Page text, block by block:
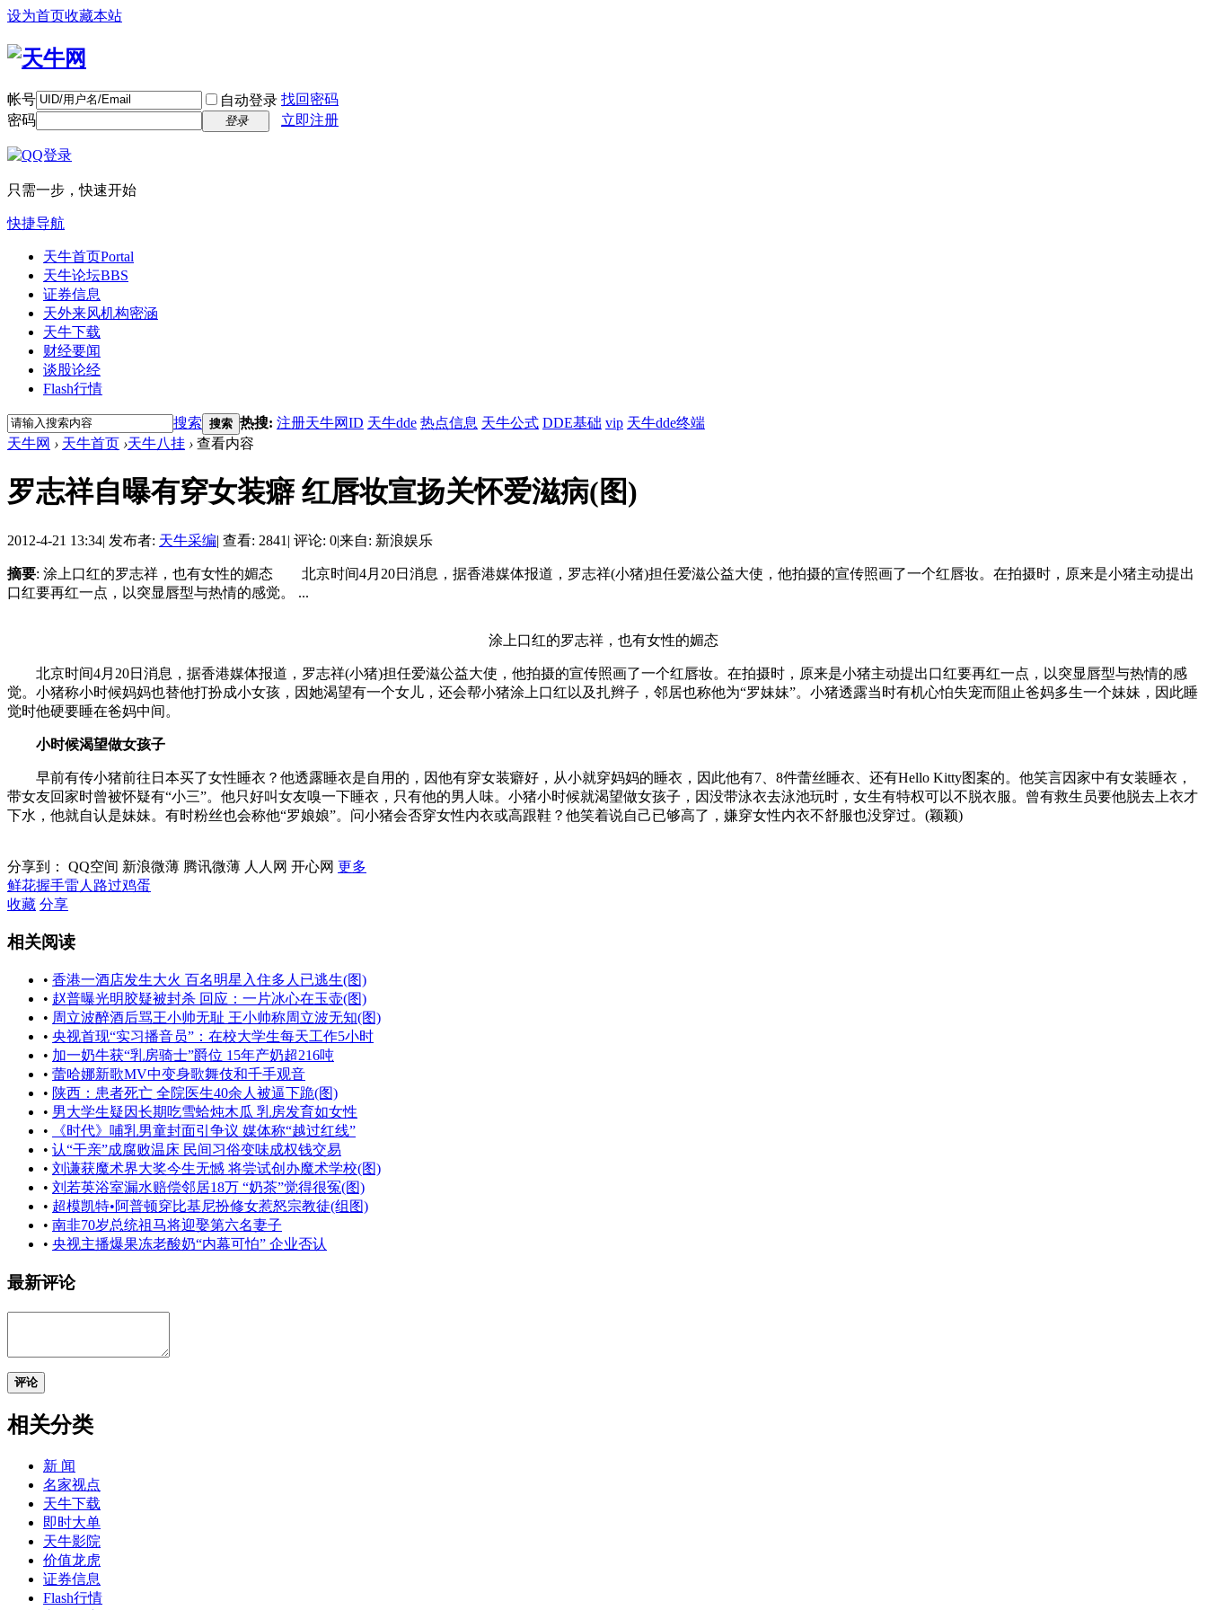
设为首页收藏本站
帐号 自动登录 找回密码
密码
登录 立即注册
只需一步，快速开始
快捷导航
天牛首页Portal
天牛论坛BBS
证券信息
天外来风机构密涵
天牛下载
财经要闻
谈股论经
Flash行情
搜索 搜索 热搜: 注册天牛网ID 天牛dde 热点信息 天牛公式 DDE基础 vip 天牛dde终端
天牛网 › 天牛首页 ›天牛八挂 › 查看内容
罗志祥自曝有穿女装癖 红唇妆宣扬关怀爱滋病(图)
2012-4-21 13:34| 发布者: 天牛采编| 查看: 2841 | 评论: 0|来自: 新浪娱乐
摘要: 涂上口红的罗志祥，也有女性的媚态 北京时间4月20日消息，据香港媒体报道，罗志祥(小猪)担任爱滋公益大使，他拍摄的宣传照画了一个红唇妆。在拍摄时，原来是小猪主动提出
口红要再红一点，以突显唇型与热情的感觉。 ...
涂上口红的罗志祥，也有女性的媚态
北京时间4月20日消息，据香港媒体报道，罗志祥(小猪)担任爱滋公益大使，他拍摄的宣传照画了一个红唇妆。在拍摄时，原来是小猪主动提出口红要再红一点，以突显唇型与热情的感
觉。小猪称小时候妈妈也替他打扮成小女孩，因她渴望有一个女儿，还会帮小猪涂上口红以及扎辫子，邻居也称他为“罗妹妹”。小猪透露当时有机心怕失宠而阻止爸妈多生一个妹妹，因此睡
觉时他硬要睡在爸妈中间。
小时候渴望做女孩子
早前有传小猪前往日本买了女性睡衣？他透露睡衣是自用的，因他有穿女装癖好，从小就穿妈妈的睡衣，因此他有7、8件蕾丝睡衣、还有Hello Kitty图案的。他笑言因家中有女装睡衣，
带女友回家时曾被怀疑有“小三”。他只好叫女友嗅一下睡衣，只有他的男人味。小猪小时候就渴望做女孩子，因没带泳衣去泳池玩时，女生有特权可以不脱衣服。曾有救生员要他脱去上衣才
下水，他就自认是妹妹。有时粉丝也会称他“罗娘娘”。问小猪会否穿女性内衣或高跟鞋？他笑着说自己已够高了，嫌穿女性内衣不舒服也没穿过。(颖颖)
分享到： QQ空间 新浪微薄 腾讯微薄 人人网 开心网 更多
鲜花握手雷人 路过鸡蛋
收藏 分享
相关阅读
• 香港一酒店发生大火 百名明星入住多人已逃生(图)
• 赵普曝光明胶疑被封杀 回应：一片冰心在玉壶(图)
• 周立波醉酒后骂王小帅无耻 王小帅称周立波无知(图)
• 央视首现“实习播音员”：在校大学生每天工作5小时
• 加一奶牛获“乳房骑士”爵位 15年产奶超216吨
• 蕾哈娜新歌MV中变身歌舞伎和千手观音
• 陕西：患者死亡 全院医生40余人被逼下跪(图)
• 男大学生疑因长期吃雪蛤炖木瓜 乳房发育如女性
•
《时代》哺乳男童封面引争议 媒体称“越过红线”
• 认“干亲”成腐败温床 民间习俗变味成权钱交易
• 刘谦获魔术界大奖今生无憾 将尝试创办魔术学校(图)
• 刘若英浴室漏水赔偿邻居18万 “奶茶”觉得很冤(图)
• 超模凯特•阿普顿穿比基尼扮修女惹怒宗教徒(组图)
• 南非70岁总统祖马将迎娶第六名妻子
• 央视主播爆果冻老酸奶“内幕可怕” 企业否认
最新评论
评论
相关分类
新 闻
名家视点
天牛下载
即时大单
天牛影院
价值龙虎
证券信息
Flash行情